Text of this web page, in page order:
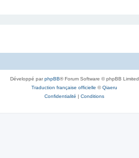
Développé parphpBB® Forum Software © phpBB Limited
Traduction française officielle ©Qiaeru
Confidentialité | Conditions